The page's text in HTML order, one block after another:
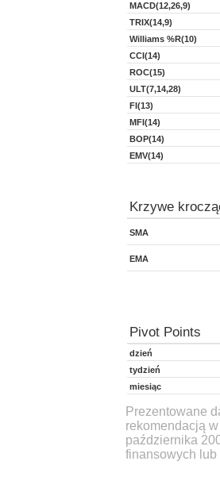
MACD(12,26,9)
TRIX(14,9)
Williams %R(10)
CCI(14)
ROC(15)
ULT(7,14,28)
FI(13)
MFI(14)
BOP(14)
EMV(14)
Krzywe
SMA
EMA
Pivot Points
dzień
tydzień
miesiąc
Prezentowane
rekomendacją
października
finansowych lub